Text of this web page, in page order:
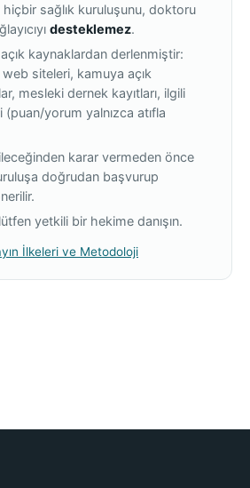
sağlık kuruluşunu, doktoru
desteklemez.
kaynaklardan derlenmiştir:
siteleri, kamuya açık
mesleki dernek kayıtları, ilgili
yorum yalnızca atıfla
karar vermeden önce
doğrudan başvurup
yetkili bir hekime danışın.
İlkeleri ve Metodoloji